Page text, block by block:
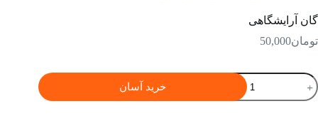
گان آرایشگاهی
تومان50,000
گان
آرایشگاهی
عدد
خرید آسان